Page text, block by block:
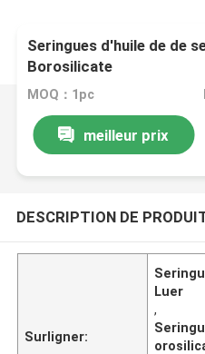
Seringues d'huile de de
Borosilicate
MOQ：1pc
meilleur prix
DESCRIPTION DE
Surligner:
Luer
,